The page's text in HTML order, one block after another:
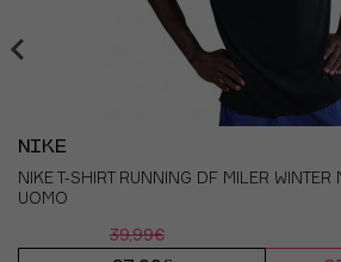
NIKE
NIKE T-SHIRT RUNNING DF MILER WINTER
UOMO
39,99€